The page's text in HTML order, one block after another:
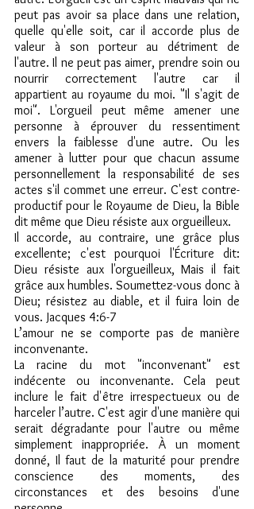
peut pas avoir sa place dans une relation,
quelle qu'elle soit, car il accorde plus de
valeur à son porteur au détriment de
l'autre. Il ne peut pas aimer, prendre soin ou
nourrir correctement l'autre car il
appartient au royaume du moi. "Il s'agit de
moi". L'orgueil peut même amener une
personne à éprouver du ressentiment
envers la faiblesse d'une autre. Ou les
amener à lutter pour que chacun assume
personnellement la responsabilité de ses
actes s'il commet une erreur. C'est contre-
productif pour le Royaume de Dieu, la Bible
dit même que Dieu résiste aux orgueilleux.
Il accorde, au contraire, une grâce plus
excellente; c'est pourquoi l'Écriture dit:
Dieu résiste aux l'orgueilleux, Mais il fait
grâce aux humbles. Soumettez-vous donc à
Dieu; résistez au diable, et il fuira loin de
vous. Jacques 4:6-7
L’amour ne se comporte pas de manière
inconvenante.
La racine du mot "inconvenant" est
indécente ou inconvenante. Cela peut
inclure le fait d'être irrespectueux ou de
harceler l’autre. C'est agir d'une manière qui
serait dégradante pour l'autre ou même
simplement inappropriée. À un moment
donné, Il faut de la maturité pour prendre
conscience des moments, des
circonstances et des besoins d'une